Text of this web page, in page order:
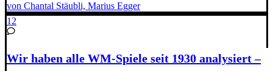
von Chantal Stäubli, Marius Egger
12
Wir haben alle WM-Spiele seit 1930 analysiert –